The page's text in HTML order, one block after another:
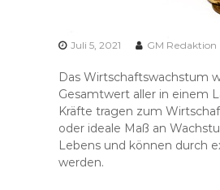
Juli 5, 2021 GM Redaktion
Das Wirtschaftswachstum
Gesamtwert aller in einem
Kräfte tragen zum
oder ideale Maß an
Lebens und können durch
werden.